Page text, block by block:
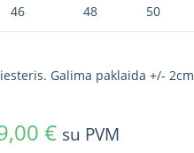
46 48 50
Galima paklaida +/- 2cm
€ su PVM